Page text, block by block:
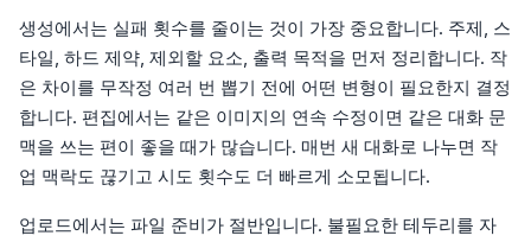
생성에서는 실패 횟수를 줄이는 것이 가장 중요합니다. 주제, 스
타일, 하드 제약, 제외할 요소, 출력 목적을 먼저 정리합니다. 작
은 차이를 무작정 여러 번 뽑기 전에 어떤 변형이 필요한지 결정
합니다. 편집에서는 같은 이미지의 연속 수정이면 같은 대화 문
맥을 쓰는 편이 좋을 때가 많습니다. 매번 새 대화로 나누면 작
업 맥락도 끊기고 시도 횟수도 더 빠르게 소모됩니다.
업로드에서는 파일 준비가 절반입니다. 불필요한 테두리를 자